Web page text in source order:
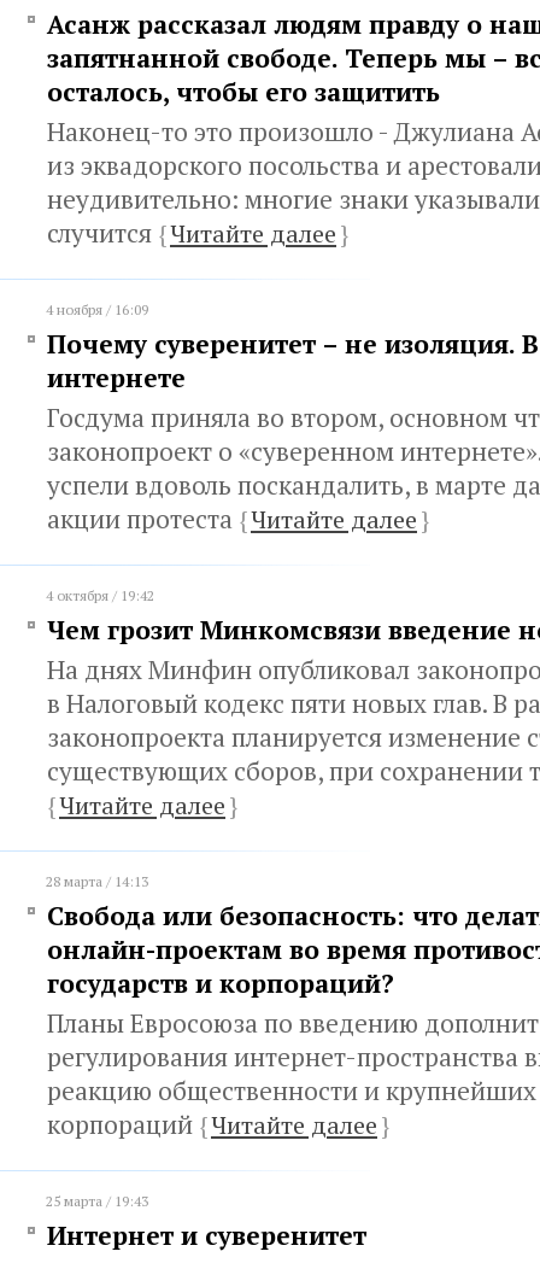
Асанж рассказал людям правду о
запятнанной свободе. Теперь мы –
осталось, чтобы его защитить
Наконец-то это произошло - Джулиана
из эквадорского посольства и
неудивительно: многие знаки
случится {Читайте далее}
4 ноября / 16:09
Почему суверенитет – не изоляция.
интернете
Госдума приняла во втором, основном
законопроект о «суверенном
успели вдоволь поскандалить, в марте
акции протеста {Читайте далее}
4 октября / 19:42
Чем грозит Минкомсвязи введение
На днях Минфин опубликовал
в Налоговый кодекс пяти новых глав. В
законопроекта планируется изменение
существующих сборов, при сохранении
{Читайте далее}
28 марта / 14:13
Свобода или безопасность: что
онлайн-проектам во время
государств и корпораций?
Планы Евросоюза по введению
регулирования интернет-пространства
реакцию общественности и
корпораций {Читайте далее}
25 марта / 19:43
Интернет и суверенитет